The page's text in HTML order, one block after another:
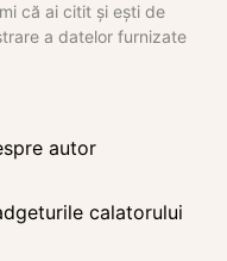
că ai citit și ești de
a datelor furnizate
autor
calatorului